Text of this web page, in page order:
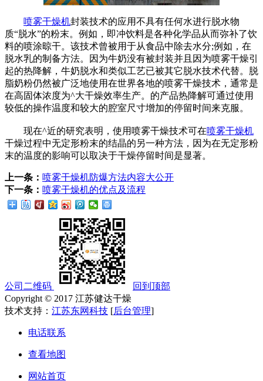
喷雾干燥机封装技术的应用不具有任何水进行脱水物
质“脱水”的粉末。例如，即冲饮料是各种化学品从而弥补了饮
料的喷涂晾干。该技术曾被用于从食品中除去水分;例如，在
脱水乳的制备方法。因为牛奶没有被封装并且因为喷雾干燥引
起的热降解，牛奶脱水和类似工艺已被其它脱水技术代替。脱
脂奶粉仍然被广泛地使用在世界各地的喷雾干燥技术，通常是
在高固体浓度为^大干燥效率生产。的产品热降解可通过使用
较低的操作温度和较大的腔室尺寸增加的停留时间来克服。
现在^近的研究表明，使用喷雾干燥技术可在喷雾干燥机
干燥过程中无定形粉末的结晶的另一种方法，因为在无定形粉
末的温度的影响可以取决于干燥停留时间是显著。
上一条： 喷雾干燥机防爆方法内容大公开
下一条： 喷雾干燥机的优点及流程
公司二维码
回到顶部
Copyright © 2017 江苏健达干燥
技术支持： 江苏东网科技 [后台管理]
电话联系
查看地图
网站首页